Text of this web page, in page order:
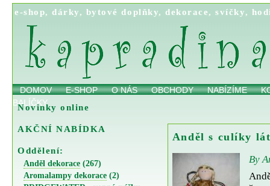
e-shop,dárky, bytové doplňky,dekorace,svíčky,
DOMOV E-SHOP O NÁS OBCHODY NABÍZÍME
BALÍČKY
Novinky online
AKČNÍ NABÍDKA
Oddělení:
Anděl dekorace (267)
Aromalampy dekorace (2)
Anděl s culíky
By